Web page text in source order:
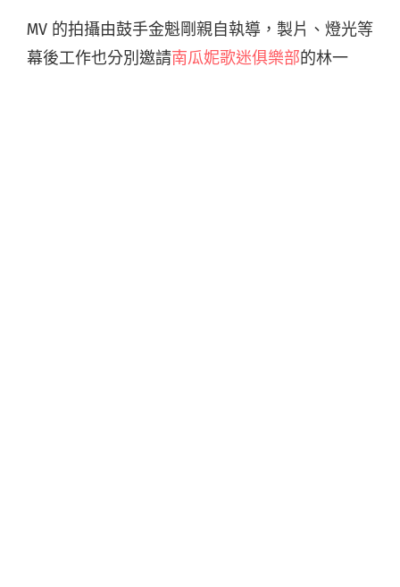
MV 的拍攝由鼓手金魁剛親自執導，製片、燈光等
幕後工作也分別邀請南瓜妮歌迷俱樂部的林一